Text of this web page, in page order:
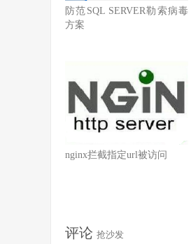
防范SQL SERVER勒索病毒
方案
nginx拦截指定url被访问
评论 抢沙发